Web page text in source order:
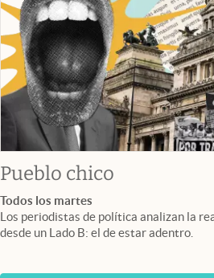
Pueblo chico
Todos los martes
Los periodistas de política analizan la
desde un Lado B: el de estar adentro.